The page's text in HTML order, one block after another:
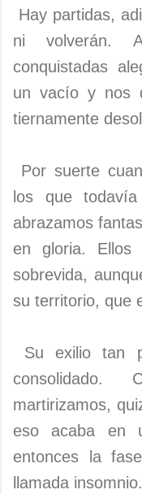
Hay partidas,
ni volverán.
conquistadas
un vacío y nos
tiernamente
Por suerte
los que
abrazamos
en gloria. Ellos
sobrevida,
su territorio, que
Su exilio tan
martirizamos,
eso acaba en
entonces la
llamada